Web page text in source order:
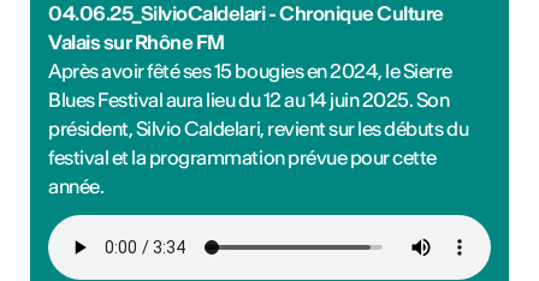
04.06.25_SilvioCaldelari - Chronique Culture
Valais sur Rhône FM
Après avoir fêté ses 15 bougies en 2024, le Sierre
Blues Festival aura lieu du 12 au 14 juin 2025. Son
président, Silvio Caldelari, revient sur les débuts du
festival et la programmation prévue pour cette
année.